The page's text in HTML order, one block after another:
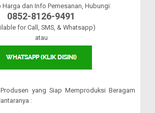
Harga dan Info Pemesanan, Hubungi:
0852-8126-9491
for Call, SMS, & Whatsapp)
atau
yang Siap Memproduksi Beragam
: